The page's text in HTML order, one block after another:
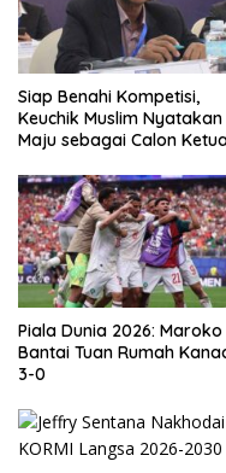
Siap Benahi Kompetisi,
Keuchik Muslim Nyatakan
Maju sebagai Calon
Piala Dunia 2026: Maroko
Bantai Tuan Rumah
3-0